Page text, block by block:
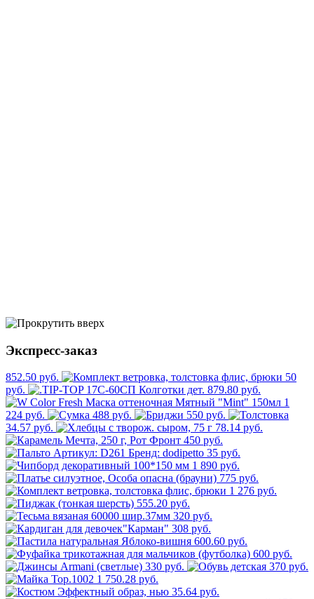
Экспресс-заказ
852.50 руб.
50
руб.
879.80 руб.
1
224 руб.
488 руб.
550 руб.
34.57 руб.
78.14 руб.
450 руб.
35 руб.
1 890 руб.
775 руб.
1 276 руб.
555.20 руб.
320 руб.
308 руб.
600.60 руб.
600 руб.
330 руб.
370 руб.
1 750.28 руб.
35.64 руб.